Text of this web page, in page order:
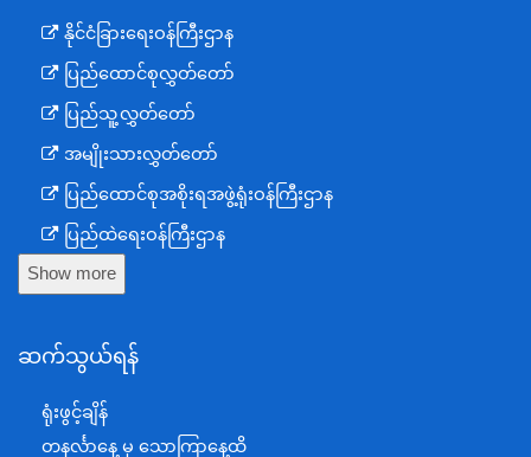
နိုင်ငံခြားရေးဝန်ကြီးဌာန
ပြည်ထောင်စုလွှတ်တော်
ပြည်သူ့လွှတ်တော်
အမျိုးသားလွှတ်တော်
ပြည်ထောင်စုအစိုးရအဖွဲ့ရုံးဝန်ကြီးဌာန
ပြည်ထဲရေးဝန်ကြီးဌာန
ကာကွယ်ရေးဝန်ကြီးဌာန
စီမံကိန်း၊ဘဏ္ဍာရေးနှင့်စက်မှုဝန်ကြီးဌာန
အပြည်ပြည်ဆိုင်ရာပူးပေါင်းဆောင်ရွက်ရေးဝန်ကြီးဌာန
Show more
ဆက်သွယ်ရန်
ရုံးဖွင့်ချိန်
တနင်္လာနေ့ မှ သောကြာနေ့ထိ